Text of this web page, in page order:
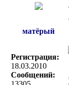
матёрый
Регистрация:
18.03.2010
Сообщений: